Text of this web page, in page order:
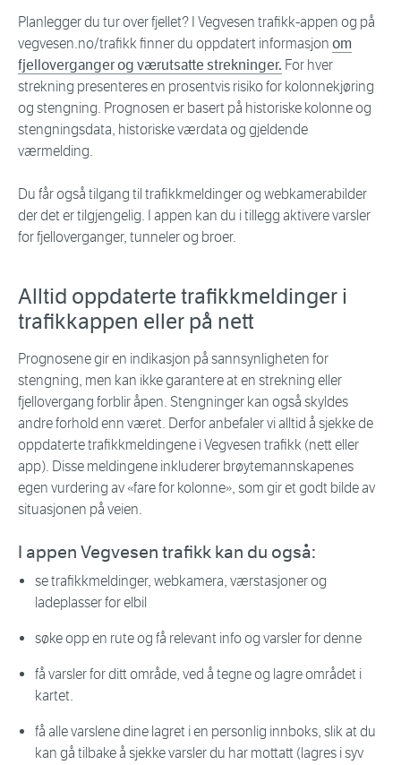
Planlegger du tur over fjellet? I Vegvesen trafikk-appen og på
vegvesen.no/trafikk finner du oppdatert informasjon om
fjelloverganger og værutsatte strekninger. For hver
strekning presenteres en prosentvis risiko for kolonnekjøring
og stengning. Prognosen er basert på historiske kolonne og
stengningsdata, historiske værdata og gjeldende
værmelding.
Du får også tilgang til trafikkmeldinger og webkamerabilder
der det er tilgjengelig. I appen kan du i tillegg aktivere varsler
for fjelloverganger, tunneler og broer.
Alltid oppdaterte trafikkmeldinger i
trafikkappen eller på nett
Prognosene gir en indikasjon på sannsynligheten for
stengning, men kan ikke garantere at en strekning eller
fjellovergang forblir åpen. Stengninger kan også skyldes
andre forhold enn været. Derfor anbefaler vi alltid å sjekke de
oppdaterte trafikkmeldingene i Vegvesen trafikk (nett eller
app). Disse meldingene inkluderer brøytemannskapenes
egen vurdering av «fare for kolonne», som gir et godt bilde av
situasjonen på veien.
I appen Vegvesen trafikk kan du også:
se trafikkmeldinger, webkamera, værstasjoner og
ladeplasser for elbil
søke opp en rute og få relevant info og varsler for denne
få varsler for ditt område, ved å tegne og lagre området i
kartet.
få alle varslene dine lagret i en personlig innboks, slik at du
kan gå tilbake å sjekke varsler du har mottatt (lagres i syv